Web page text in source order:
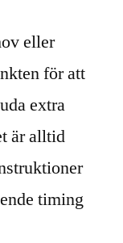
eller
för att
extra
är alltid
timing